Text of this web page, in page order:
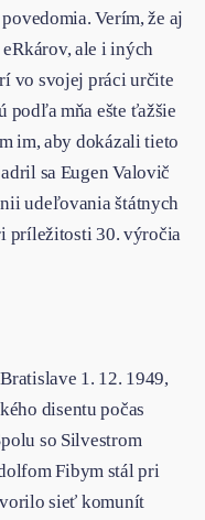
Verím, že aj
ale i iných
vo svojej práci určite
podľa mňa ešte ťažšie
im, aby dokázali tieto
sa Eugen Valovič
udeľovania štátnych
príležitosti 30. výročia
1. 12. 1949,
disentu počas
so Silvestrom
Fibym stál pri
sieť komunít